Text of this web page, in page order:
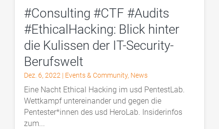
#Consulting #CTF #Audits
#EthicalHacking: Blick hinter
die Kulissen der IT-Security-
Berufswelt
Dez. 6, 2022 | Events & Community, News
Eine Nacht Ethical Hacking im usd PentestLab.
Wettkampf untereinander und gegen die
Pentester*innen des usd HeroLab. Insiderinfos
zum...